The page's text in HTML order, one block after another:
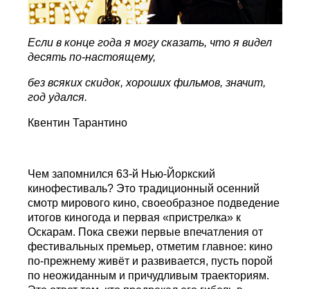
Если в конце года я могу сказать, что я видел
десять по-настоящему,
без всяких скидок, хороших фильмов, значит,
год удался.
Квентин Тарантино
Чем запомнился 63-й Нью-Йоркский
кинофестиваль? Это традиционный осенний
смотр мирового кино, своеобразное подведение
итогов киногода и первая «пристрелка» к
Оскарам. Пока свежи первые впечатления от
фестивальных премьер, отметим главное: кино
по-прежнему живёт и развивается, пусть порой
по неожиданным и причудливым траекториям.